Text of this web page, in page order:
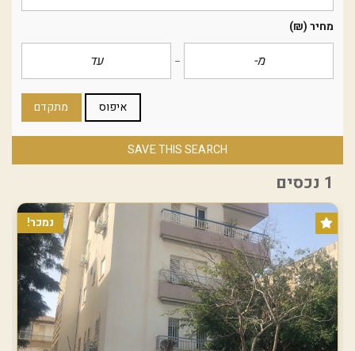
מחיר(₪)
איפוס מתקדם
SAVE THIS SEARCH
1 נכסים
נמכר!